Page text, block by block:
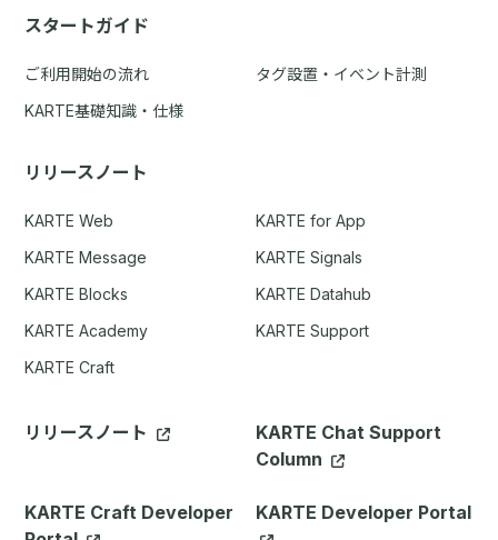
スタートガイド
ご利用開始の流れ
タグ設置・イベント計測
KARTE基礎知識・仕様
リリースノート
KARTE Web
KARTE for App
KARTE Message
KARTE Signals
KARTE Blocks
KARTE Datahub
KARTE Academy
KARTE Support
KARTE Craft
リリースノート
KARTE Chat Support
Column
KARTE Craft Developer
KARTE Developer Portal